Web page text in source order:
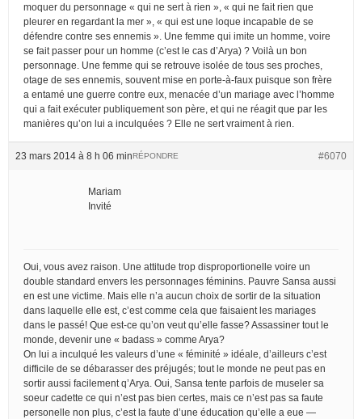
moquer du personnage « qui ne sert à rien », « qui ne fait rien que
pleurer en regardant la mer », « qui est une loque incapable de se
défendre contre ses ennemis ». Une femme qui imite un homme, voire
se fait passer pour un homme (c’est le cas d’Arya) ? Voilà un bon
personnage. Une femme qui se retrouve isolée de tous ses proches,
otage de ses ennemis, souvent mise en porte-à-faux puisque son frère
a entamé une guerre contre eux, menacée d’un mariage avec l’homme
qui a fait exécuter publiquement son père, et qui ne réagit que par les
manières qu’on lui a inculquées ? Elle ne sert vraiment à rien.
23 mars 2014 à 8 h 06 min #6070
RÉPONDRE
Mariam
Invité
Oui, vous avez raison. Une attitude trop disproportionelle voire un
double standard envers les personnages féminins. Pauvre Sansa aussi
en est une victime. Mais elle n’a aucun choix de sortir de la situation
dans laquelle elle est, c’est comme cela que faisaient les mariages
dans le passé! Que est-ce qu’on veut qu’elle fasse? Assassiner tout le
monde, devenir une « badass » comme Arya?
On lui a inculqué les valeurs d’une « féminité » idéale, d’ailleurs c’est
difficile de se débarasser des préjugés; tout le monde ne peut pas en
sortir aussi facilement q’Arya. Oui, Sansa tente parfois de museler sa
soeur cadette ce qui n’est pas bien certes, mais ce n’est pas sa faute
personelle non plus, c’est la faute d’une éducation qu’elle a eue —